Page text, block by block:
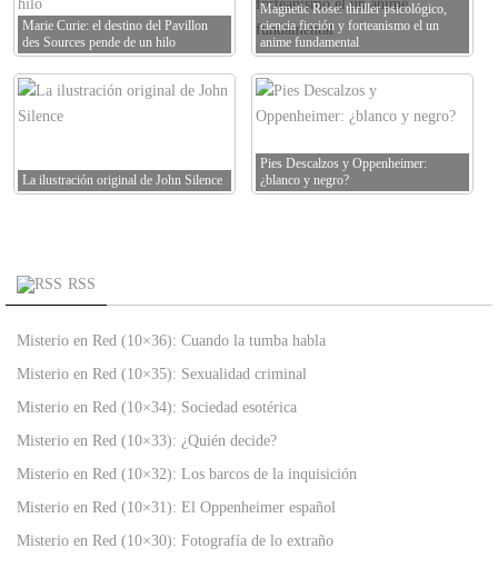
Marie Curie: el destino del Pavillon
des Sources pende de un hilo
Magnetic Rose: thriller psicológico,
ciencia ficción y forteanismo el un
anime fundamental
La ilustración original de John Silence
Pies Descalzos y Oppenheimer:
¿blanco y negro?
RSS
Misterio en Red (10×36): Cuando la tumba habla
Misterio en Red (10×35): Sexualidad criminal
Misterio en Red (10×34): Sociedad esotérica
Misterio en Red (10×33): ¿Quién decide?
Misterio en Red (10×32): Los barcos de la inquisición
Misterio en Red (10×31): El Oppenheimer español
Misterio en Red (10×30): Fotografía de lo extraño